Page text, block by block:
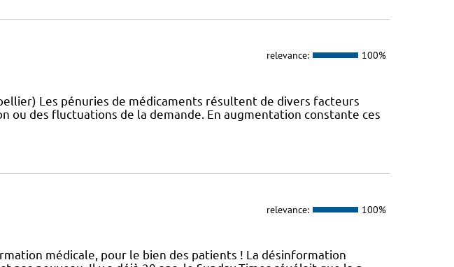
relevance: 100%
Les pénuries de médicaments résultent de divers facteurs
ou des fluctuations de la demande. En augmentation constante ces
relevance: 100%
médicale, pour le bien des patients ! La désinformation